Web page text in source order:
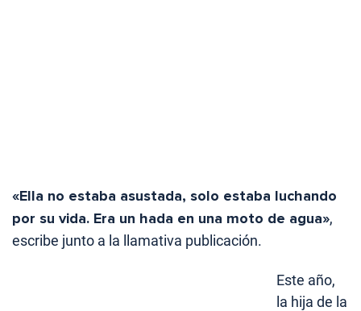
«Ella no estaba asustada, solo estaba luchando
por su vida. Era un hada en una moto de agua»,
escribe junto a la llamativa publicación.
Este año,
la hija de la